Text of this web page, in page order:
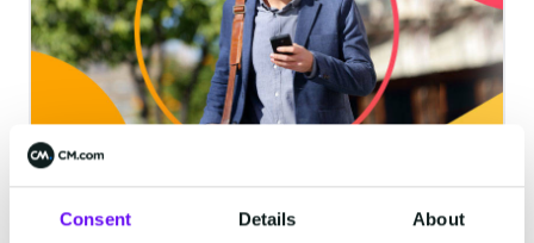
Consent Details About
Was ist der Unterschied
zwischen Chatbots und